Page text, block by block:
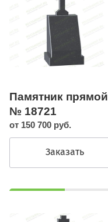
Памятник прямой
№ 18721
от 150 700 руб.
Заказать